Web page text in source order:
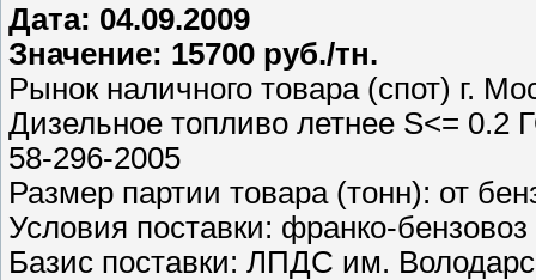
Дата: 04.09.2009
Значение: 15700 руб./тн.
Рынок наличного товара (спот) г.
Дизельное топливо летнее S<=
58-296-2005
Размер партии товара (тонн): от
Условия поставки: франко-бензовоз
Базис поставки: ЛПДС им.